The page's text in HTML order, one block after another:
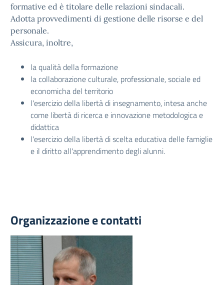
formative ed è titolare delle relazioni sindacali.
Adotta provvedimenti di gestione delle risorse e del
personale.
Assicura, inoltre,
la qualità della formazione
la collaborazione culturale, professionale, sociale ed
economicha del territorio
l'esercizio della libertà di insegnamento, intesa anche
come libertà di ricerca e innovazione metodologica e
didattica
l'esercizio della libertà di scelta educativa delle famiglie
e il diritto all'apprendimento degli alunni.
Organizzazione e contatti